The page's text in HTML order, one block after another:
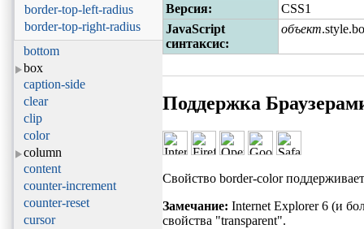
border-top-left-radius
border-top-right-radius
bottom
box
caption-side
clear
clip
color
column
content
counter-increment
counter-reset
cursor
Версия:
CSS1
JavaScript
синтаксис:
объект
Поддержка
Свойство border-color
Замечание: Internet Explorer 6 (и
свойства "transparent".